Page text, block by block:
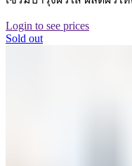
Login to see prices
Sold out